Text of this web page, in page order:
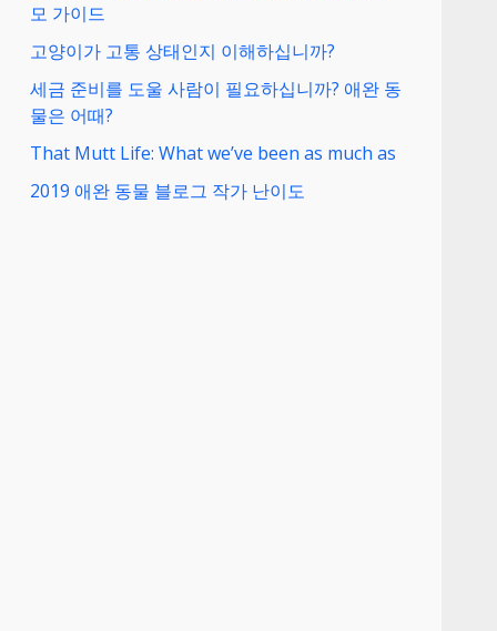
모 가이드
고양이가 고통 상태인지 이해하십니까?
세금 준비를 도울 사람이 필요하십니까? 애완 동
물은 어때?
That Mutt Life: What we’ve been as much as
2019 애완 동물 블로그 작가 난이도